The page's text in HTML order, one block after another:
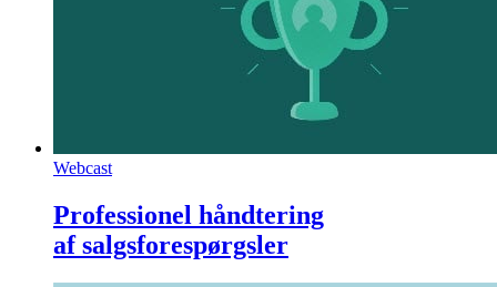
Webcast
Professionel håndtering
af salgsforespørgsler